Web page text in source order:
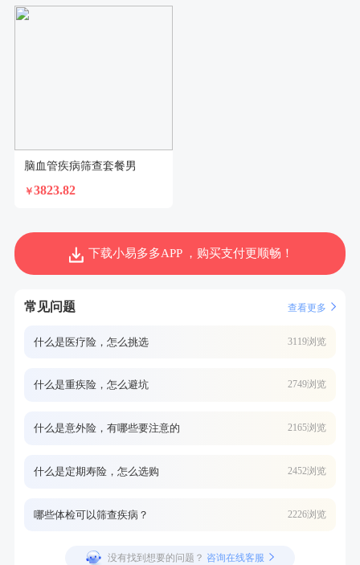
脑血管疾病筛查套餐男
￥3823.82
下载小易多多APP ，购买支付更顺畅！
常见问题 查看更多
什么是医疗险，怎么挑选 3119浏览
什么是重疾险，怎么避坑 2749浏览
什么是意外险，有哪些要注意的 2165浏览
什么是定期寿险，怎么选购 2452浏览
哪些体检可以筛查疾病？ 2226浏览
没有找到想要的问题？ 咨询在线客服